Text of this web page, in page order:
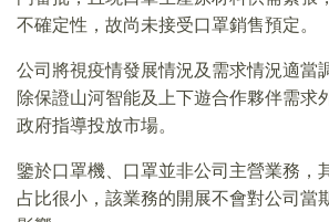
不確定性，故尚未接受口罩銷售預定。
公司將視疫情發展情況及需求情況適當
除保證山河智能及上下遊合作夥伴需求
政府指導投放市場。
鑒於口罩機、口罩並非公司主營業務，
占比很小，該業務的開展不會對公司當